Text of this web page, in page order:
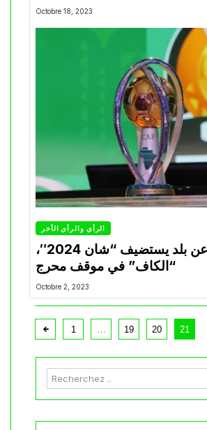
Octobre 18, 2023
الرأي والرأي الأخر
بحثا عن بلد يستضيف “شان 2024″،
“الكاف” في موقف محرج
Octobre 2, 2023
1 … 19 20 21